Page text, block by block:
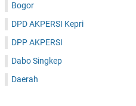
Bogor
DPD AKPERSI Kepri
DPP AKPERSI
Dabo Singkep
Daerah